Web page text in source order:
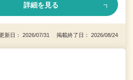
詳細を見る
新日： 2026/07/31 掲載終了日： 2026/08/24